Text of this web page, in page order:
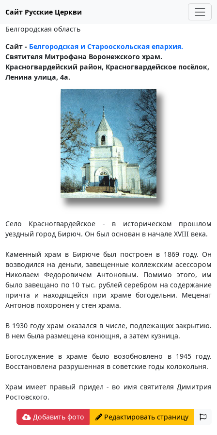
Сайт Русские Церкви
Белгородская область
Сайт - Белгородская и Старооскольская епархия.
Святителя Митрофана Воронежского храм.
Красногвардейский район, Красногвардейское посёлок,
Ленина улица, 4а.
Село Красногвардейское - в историческом прошлом
уездный город Бирюч. Он был основан в начале XVIII века.
Каменный храм в Бирюче был построен в 1869 году. Он
возводился на деньги, завещенные коллежским асессором
Николаем Федоровичем Антоновым. Помимо этого, им
было завещано по 10 тыс. рублей серебром на содержание
причта и находящейся при храме богодельни. Меценат
Антонов похоронен у стен храма.
В 1930 году храм оказался в числе, подлежащих закрытию.
В нем была размещена конющня, а затем кузница.
Богослужение в храме было возобновлено в 1945 году.
Восстановлена разрушенная в советские годы колокольня.
Храм имеет правый придел - во имя святителя Димитрия
Ростовского.
Добавить фото Редактировать страницу